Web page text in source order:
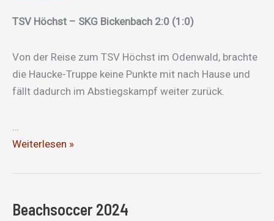
TSV Höchst – SKG Bickenbach 2:0 (1:0)
Von der Reise zum TSV Höchst im Odenwald, brachte
die Haucke-Truppe keine Punkte mit nach Hause und
fällt dadurch im Abstiegskampf weiter zurück.
Verdiente
Weiterlesen »
Beachsoccer 2024